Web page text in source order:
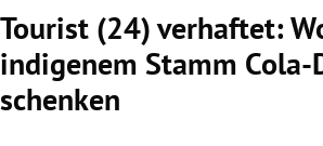
Tourist (24) verhaftet:
indigenem Stamm Cola-
schenken